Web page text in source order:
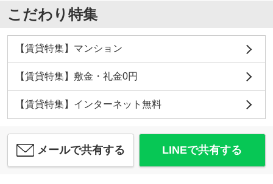
こだわり特集
【賃貸特集】マンション
【賃貸特集】敷金・礼金0円
【賃貸特集】インターネット無料
メールで共有する LINEで共有する